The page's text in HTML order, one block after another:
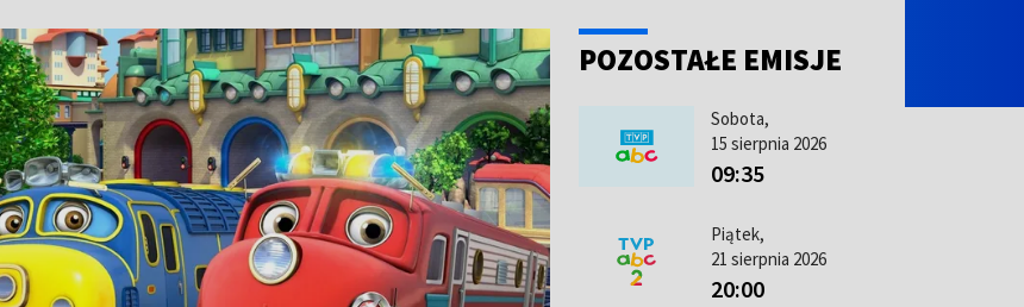
POZOSTAŁE EMISJE
Sobota,
15 sierpnia 2026
09:35
Piątek,
21 sierpnia 2026
20:00